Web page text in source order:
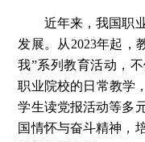
近年来，我国职业
发展。从2023年起，
我”系列教育活动，
职业院校的日常教学
学生读党报活动等多
国情怀与奋斗精神，